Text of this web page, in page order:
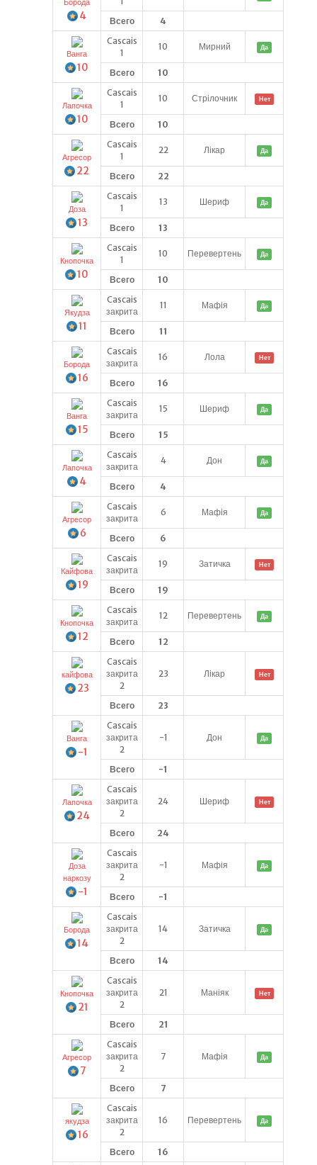
Борода
4
Всего
4
Ванга
10
Cascais
1
10 Мирний Да
Всего 10
Лапочка
10
Cascais
1
10 Стрілочник Нет
Всего 10
Агресор
22
Cascais
1
22 Лікар Да
Всего 22
Доза
13
Cascais
1
13 Шериф Да
Всего 13
Кнопочка
10
Cascais
1
10 Перевертень Да
Всего 10
Якудза
11
Cascais
закрита
11 Мафія Да
Всего 11
Борода
16
Cascais
закрита
16 Лола Нет
Всего 16
Ванга
15
Cascais
закрита
15 Шериф Да
Всего 15
Лапочка
4
Cascais
закрита
4 Дон Да
Всего 4
Агресор
6
Cascais
закрита
6 Мафія Да
Всего 6
Кайфова
19
Cascais
закрита
19 Затичка Нет
Всего 19
Кнопочка
12
Cascais
закрита
12 Перевертень Да
Всего 12
кайфова
23
Cascais
закрита
2
23 Лікар Нет
Всего 23
Ванга
-1
Cascais
закрита
2
-1 Дон Да
Всего -1
Лапочка
24
Cascais
закрита
2
24 Шериф Нет
Всего 24
Доза
наркозу
-1
Cascais
закрита
2
-1 Мафія Да
Всего -1
Борода
14
Cascais
закрита
2
14 Затичка Да
Всего 14
Кнопочка
21
Cascais
закрита
2
21 Маніяк Нет
Всего 21
Агресор
7
Cascais
закрита
2
7 Мафія Да
Всего 7
якудза
16
Cascais
закрита
2
16 Перевертень Да
Всего 16